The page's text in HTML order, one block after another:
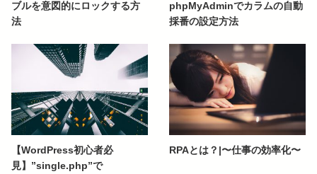
ブルを意図的にロックする方
法
phpMyAdminでカラムの自動
採番の設定方法
【WordPress初心者必
見】”single.php”で
RPAとは？|〜仕事の効率化〜